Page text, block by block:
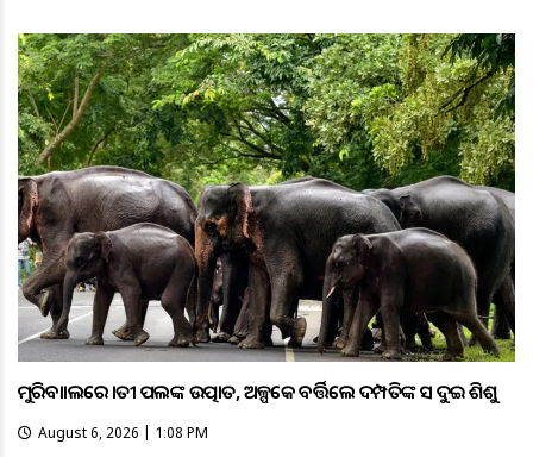
ମୁରିବାହାଲରେ ହାତୀ ପଲଙ୍କ ଉତ୍ପାତ, ଅଳ୍ପକେ ବର୍ତ୍ତିଲେ ଦମ୍ପତିଙ୍କ ସହ ଦୁଇ ଶିଶୁ
August 6, 2026 | 1:08 PM